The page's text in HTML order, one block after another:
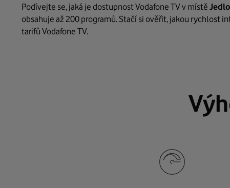
Podívejte se, jaká je dostupnost Vodafone TV v místě
obsahuje až 200 programů. Stačí si ověřit, jakou rychlost
tarifů Vodafone TV.